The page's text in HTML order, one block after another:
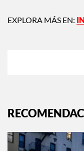
EXPLORA MÁS EN: